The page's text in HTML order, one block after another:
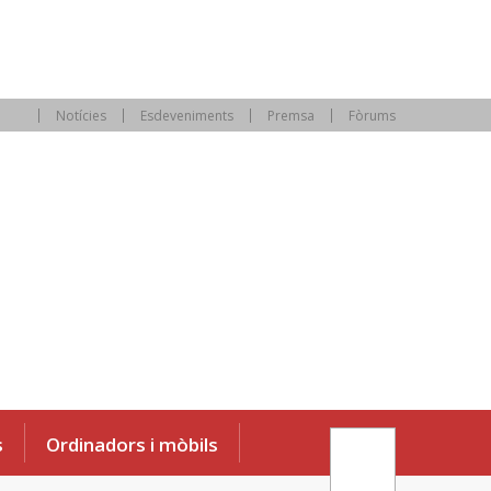
Notícies Esdeveniments Premsa Fòrums
Ordinadors i mòbils